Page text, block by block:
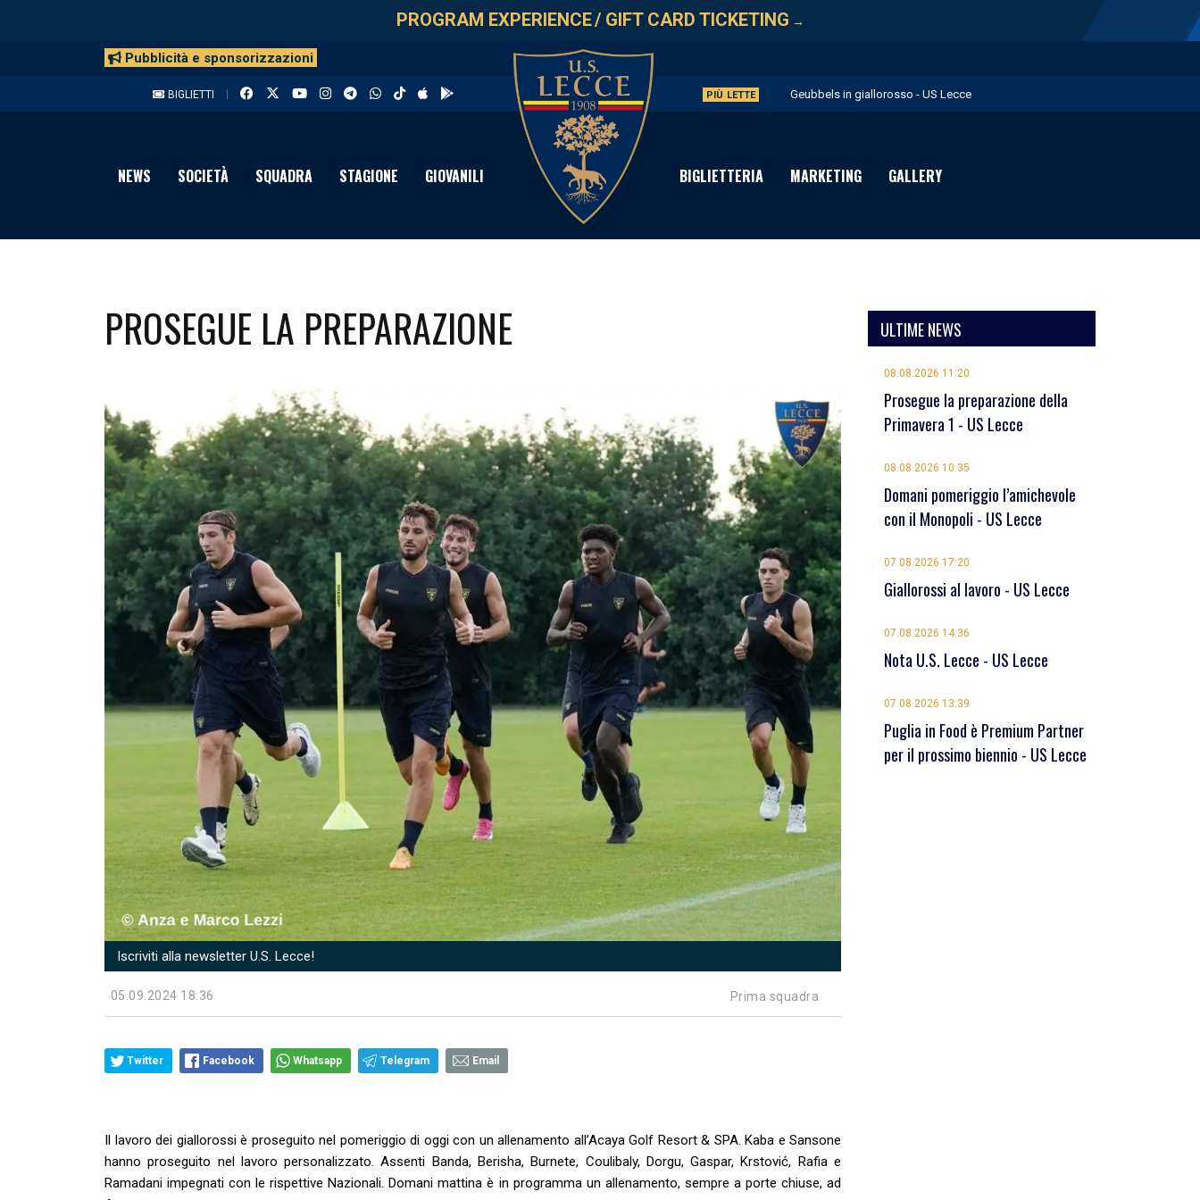
PROGRAM EXPERIENCE/ GIFT CARD TICKETING →
Pubblicità e sponsorizzazioni
BIGLIETTI PIÙ LETTE Geubbels in giallorosso - US Lecce
Aratravel è Premium Partner per la stagione 2026/27 - US Lecce
Primavera 1: Flies in giallorosso - US Lecce
NEWS SOCIETÀ SQUADRA STAGIONE GIOVANILI BIGLIETTERIA MARKETING GALLERY
PROSEGUE LA PREPARAZIONE
Iscriviti alla newsletter U.S. Lecce!
05.09.2024 18:36 Prima squadra
Twitter Facebook Whatsapp Telegram Email
Il lavoro dei giallorossi è proseguito nel pomeriggio di oggi con un allenamento all’Acaya Golf Resort & SPA. Kaba e Sansone
hanno proseguito nel lavoro personalizzato. Assenti Banda, Berisha, Burnete, Coulibaly, Dorgu, Gaspar, Krstović, Rafia e
Ramadani impegnati con le rispettive Nazionali. Domani mattina è in programma un allenamento, sempre a porte chiuse, ad
ULTIME NEWS
08.08.2026 11:20
Prosegue la preparazione della
Primavera 1 - US Lecce
08.08.2026 10:35
Domani pomeriggio l’amichevole
con il Monopoli - US Lecce
07.08.2026 17:20
Giallorossi al lavoro - US Lecce
07.08.2026 14:36
Nota U.S. Lecce - US Lecce
07.08.2026 13:39
Puglia in Food è Premium Partner
per il prossimo biennio - US Lecce